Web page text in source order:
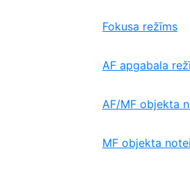
Fokusa režīms
AF apgabala
AF/MF objekta
MF objekta